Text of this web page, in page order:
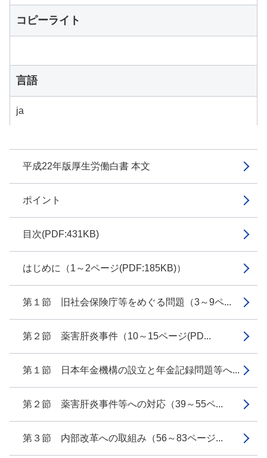
平成22年版厚生労働白書 本文
ポイント
目次(PDF:431KB)
はじめに（1～2ページ(PDF:185KB)）
第１節 旧社会保険庁等をめぐる問題（3～9ペ...
第２節 薬害肝炎事件（10～15ページ(PD...
第１節 日本年金機構の設立と年金記録問題等へ...
第２節 薬害肝炎事件等への対応（39～55ペ...
第３節 内部改革への取組み（56～83ページ...
コピーライト
言語
ja